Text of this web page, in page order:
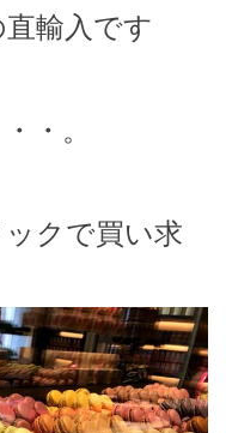
輸入です
・。
クで買い求